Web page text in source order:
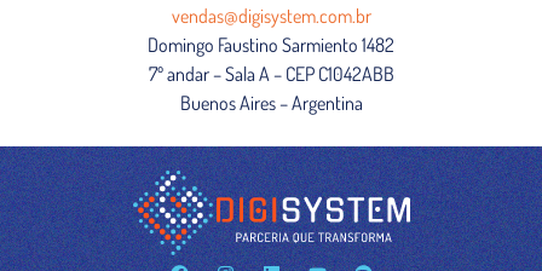
vendas@digisystem.com.br
Domingo Faustino Sarmiento 1482
7º andar – Sala A – CEP C1042ABB
Buenos Aires – Argentina